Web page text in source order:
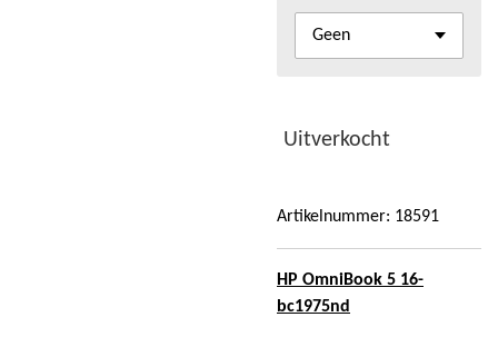
Uitverkocht
Artikelnummer: 18591
HP OmniBook 5 16-
bc1975nd